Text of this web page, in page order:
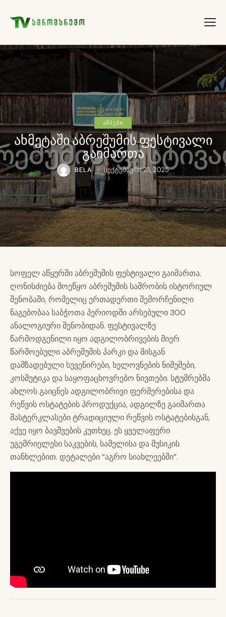
ᲐᲛᲑᲔᲑᲘ
ახმეტაში აბრეშუმის ფესტივალი
გაიმართა
BELA სექტემბერი 23, 2025
სოფელ აწყურში აბრეშუმის ფესტივალი გაიმართა.
ღონისძიება მოეწყო აბრეშუმის საშრობის ისტორიულ
შენობაში, რომელიც ერთადერთი შემორჩენილი
ნაგებობაა საბჭოთა პერიოდში არსებული 300
ანალოგიური შენობიდან. ფესტივალზე
წარმოდგენილი იყო ადგილობრივების მიერ
წარმოებული აბრეშუმის პარკი და მისგან
დამზადებული სუვენირები, ხელოვნების ნიმუშები,
კოსმეტიკა და საყოფაცხოვრებო ნივთები. სტუმრებმა
ახლოს გაიცნეს ადგილობრივი ფერმერებისა და
რეწვის ოსტატების პროდუქცია, ადგილზე გაიმართა
მასტერკლასები ტრადიციული რეწვის ოსტატებისგან,
აქვე იყო ბავშვების კუთხეც. ეს ყველაფერი
უგემრიელესი საკვების, სამელისა და მუსიკის
თანხლებით. დეტალები “აგრო სიახლეებში”.